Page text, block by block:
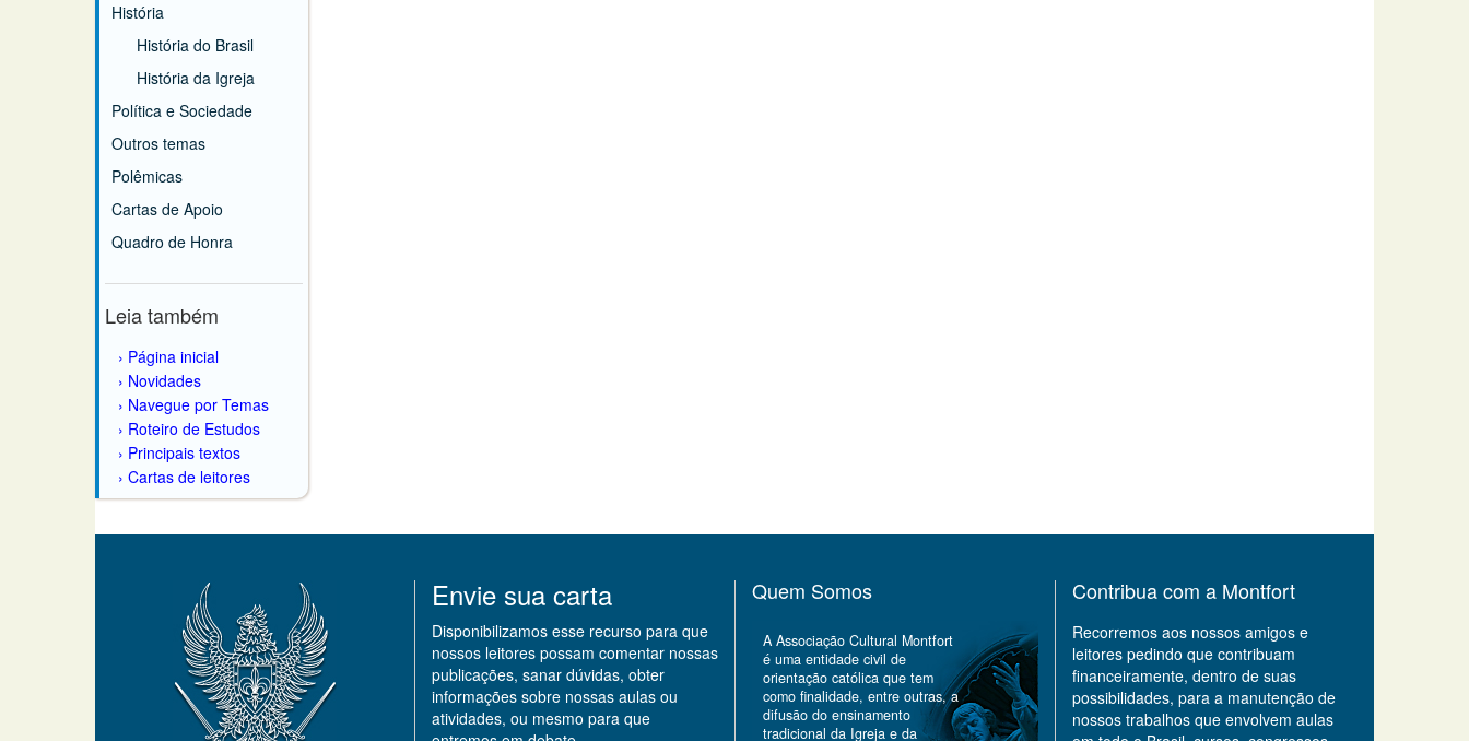
História
História do Brasil
História da Igreja
Política e Sociedade
Outros temas
Polêmicas
Cartas de Apoio
Quadro de Honra
Leia também
Página inicial
Novidades
Navegue por Temas
Roteiro de Estudos
Principais textos
Cartas de leitores
Envie sua carta
Disponibilizamos esse recurso para que
nossos leitores possam comentar nossas
publicações, sanar dúvidas, obter
informações sobre nossas aulas ou
atividades, ou mesmo para que
Quem Somos
A Associação Cultural Montfort
é uma entidade civil de
orientação católica que tem
como finalidade, entre outras, a
difusão do ensinamento
tradicional da Igreja e da
Contribua com a Montfort
Recorremos aos nossos amigos e
leitores pedindo que contribuam
financeiramente, dentro de suas
possibilidades, para a manutenção de
nossos trabalhos que envolvem aulas